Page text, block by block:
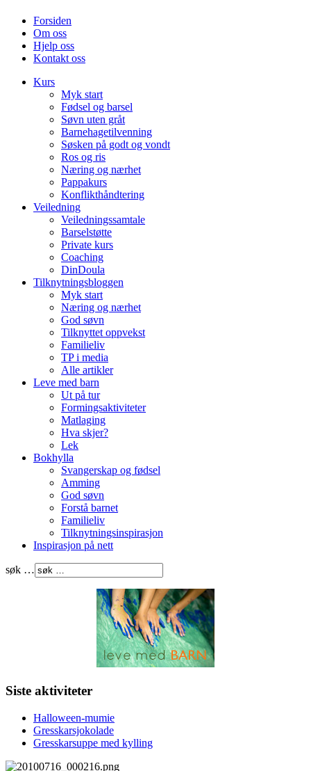
Forsiden
Om oss
Hjelp oss
Kontakt oss
Kurs
Myk start
Fødsel og barsel
Søvn uten gråt
Barnehagetilvenning
Søsken på godt og vondt
Ros og ris
Næring og nærhet
Pappakurs
Konflikthåndtering
Veiledning
Veiledningssamtale
Barselstøtte
Private kurs
Coaching
DinDoula
Tilknytningsbloggen
Myk start
Næring og nærhet
God søvn
Tilknyttet oppvekst
Familieliv
TP i media
Alle artikler
Leve med barn
Ut på tur
Formingsaktiviteter
Matlaging
Hva skjer?
Lek
Bokhylla
Svangerskap og fødsel
Amming
God søvn
Forstå barnet
Familieliv
Tilknytningsinspirasjon
Inspirasjon på nett
søk …
Siste aktiviteter
Halloween-mumie
Gresskarsjokolade
Gresskarsuppe med kylling